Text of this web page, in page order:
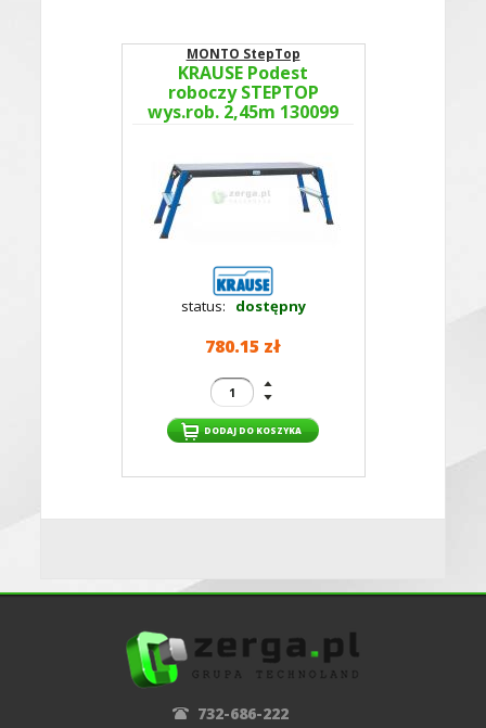
MONTO StepTop
KRAUSE Podest
roboczy STEPTOP
wys.rob. 2,45m 130099
status: dostępny
780.15 zł
732-686-222